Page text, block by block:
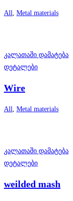
All Metal materials
კალათაში დამატება
დეტალები
Wire
All Metal materials
კალათაში დამატება
დეტალები
weilded mash